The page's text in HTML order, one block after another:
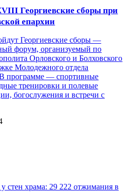
Георгиевские сборы при
епархии
Георгиевские сборы —
форум, организуемый по
Орловского и Болховского
Молодежного отдела
программе — спортивные
тренировки и полевые
богослужения и встречи с